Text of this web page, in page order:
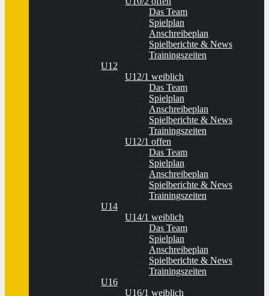
Das Team
Spielplan
Anschreibeplan
Spielberichte & News
Trainingszeiten
U12
U12/1 weiblich
Das Team
Spielplan
Anschreibeplan
Spielberichte & News
Trainingszeiten
U12/1 offen
Das Team
Spielplan
Anschreibeplan
Spielberichte & News
Trainingszeiten
U14
U14/1 weiblich
Das Team
Spielplan
Anschreibeplan
Spielberichte & News
Trainingszeiten
U16
U16/1 weiblich